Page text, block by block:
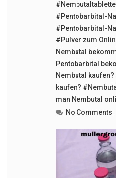
#Pentobarbital-
#Pentobarbital-
#Pulver zum
Nembutal
Pentobarbital
Nembutal kaufen?
kaufen?
man Nembutal
No Comments